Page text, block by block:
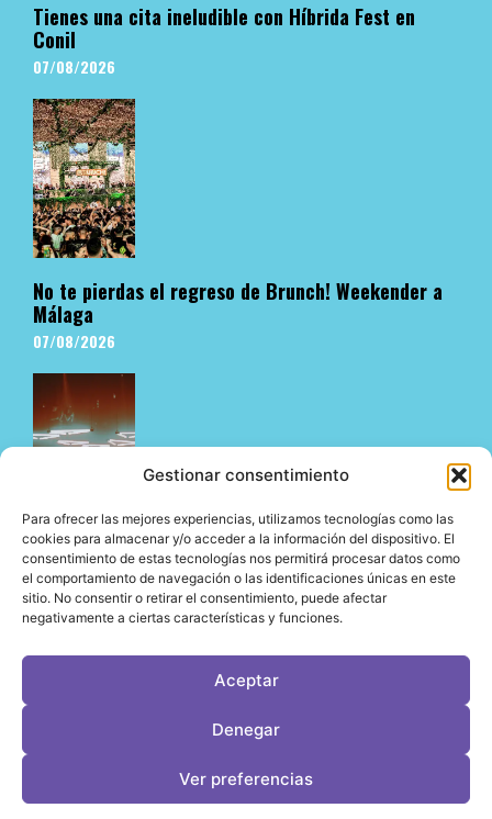
Gestionar consentimiento
Para ofrecer las mejores experiencias, utilizamos tecnologías como las
cookies para almacenar y/o acceder a la información del dispositivo. El
consentimiento de estas tecnologías nos permitirá procesar datos como
el comportamiento de navegación o las identificaciones únicas en este
sitio. No consentir o retirar el consentimiento, puede afectar
negativamente a ciertas características y funciones.
Aceptar
Denegar
Ver preferencias
Tienes una cita ineludible con Híbrida Fest en
Conil
07/08/2026
No te pierdas el regreso de Brunch! Weekender a
Málaga
07/08/2026
El underground en Ibiza es cosa de Pyramid
06/08/2026
Desarrollo web por OrigenDigitalContacto: info@leviragetv